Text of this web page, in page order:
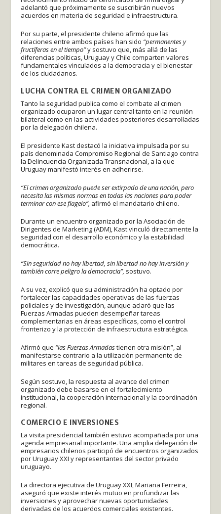
adelantó que próximamente se suscribirán nuevos
acuerdos en materia de seguridad e infraestructura.
Por su parte, el presidente chileno afirmó que las
relaciones entre ambos países han sido “permanentes y
fructíferas en el tiempo”y sostuvo que, más allá de las
diferencias políticas, Uruguay y Chile comparten valores
fundamentales vinculados a la democracia y el bienestar
de los ciudadanos.
LUCHA CONTRA EL CRIMEN ORGANIZADO
Tanto la seguridad publica como el combate al crimen
organizado ocuparon un lugar central tanto en la reunión
bilateral como en las actividades posteriores desarrolladas
por la delegación chilena.
El presidente Kast destacó la iniciativa impulsada por su
país denominada Compromiso Regional de Santiago contra
la Delincuencia Organizada Transnacional, a la que
Uruguay manifestó interés en adherirse.
“El crimen organizado puede ser extirpado de una nación, pero
necesita las mismas normas en todas las naciones para poder
terminar con ese flagelo”, afirmó el mandatario chileno.
Durante un encuentro organizado por la Asociación de
Dirigentes de Marketing (ADM), Kast vinculó directamente la
seguridad con el desarrollo económico y la estabilidad
democrática.
“Sin seguridad no hay libertad, sin libertad no hay inversión y
también corre peligro la democracia”, sostuvo.
A su vez, explicó que su administración ha optado por
fortalecer las capacidades operativas de las fuerzas
policiales y de investigación, aunque aclaró que las
Fuerzas Armadas pueden desempeñar tareas
complementarias en áreas específicas, como el control
fronterizo y la protección de infraestructura estratégica.
Afirmó que “las Fuerzas Armadastienen otra misión”, al
manifestarse contrario a la utilización permanente de
militares en tareas de seguridad pública.
Según sostuvo, la respuesta al avance del crimen
organizado debe basarse en el fortalecimiento
institucional, la cooperación internacional y la coordinación
regional.
COMERCIO E INVERSIONES
La visita presidencial también estuvo acompañada por una
agenda empresarial importante. Una amplia delegación de
empresarios chilenos participó de encuentros organizados
por Uruguay XXI y representantes del sector privado
uruguayo.
La directora ejecutiva de Uruguay XXI, Mariana Ferreira,
aseguró que existe interés mutuo en profundizar las
inversiones y aprovechar nuevas oportunidades
derivadas de los acuerdos comerciales existentes.